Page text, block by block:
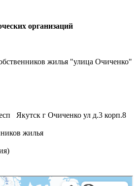
организаций
жилья "улица Очиченко"
Якутск г Очиченко ул д.3 корп.8
жилья